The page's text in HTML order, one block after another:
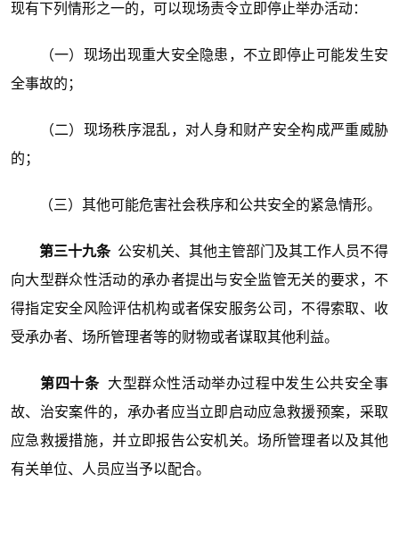
现有下列情形之一的，可以现场责令立即停止举办活动：
（一）现场出现重大安全隐患，不立即停止可能发生安
全事故的；
（二）现场秩序混乱，对人身和财产安全构成严重威胁
的；
（三）其他可能危害社会秩序和公共安全的紧急情形。
第三十九条公安机关、其他主管部门及其工作人员不得
向大型群众性活动的承办者提出与安全监管无关的要求，不
得指定安全风险评估机构或者保安服务公司，不得索取、收
受承办者、场所管理者等的财物或者谋取其他利益。
第四十条 大型群众性活动举办过程中发生公共安全事
故、治安案件的，承办者应当立即启动应急救援预案，采取
应急救援措施，并立即报告公安机关。场所管理者以及其他
有关单位、人员应当予以配合。